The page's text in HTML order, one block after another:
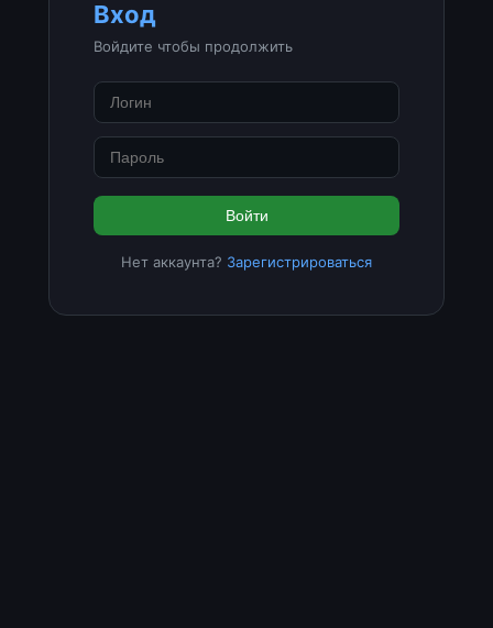
Вход
Войдите чтобы продолжить
Войти
Нет аккаунта? Зарегистрироваться